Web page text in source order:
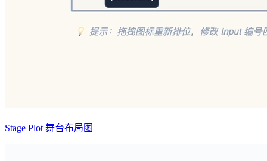
Stage Plot 舞台布局图